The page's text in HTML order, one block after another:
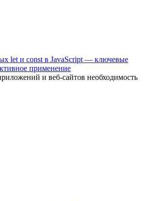
let и const в JavaScript — ключевые
применение
и веб-сайтов необходимость